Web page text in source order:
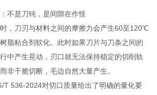
是刀钝，是间隙在作怪
刀刃与材料之间的摩擦力会产生60至120℃
脂粘合剂软化。此时如果刀片与刀条之间的
中产生晃动，刃口就无法保持稳定的切削轨
非干脆切断，毛边自然大量产生。
536-2024对切口质量给出了明确的量化要